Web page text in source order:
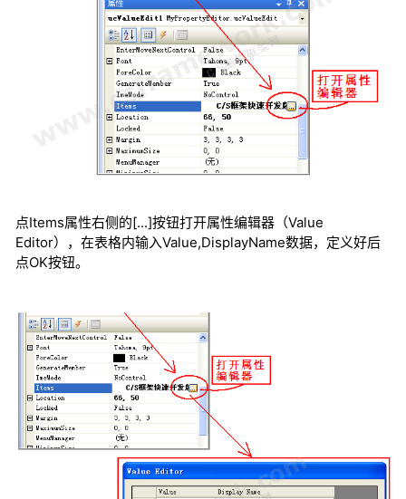
点Items属性右侧的[...]按钮打开属性编辑器（Value
Editor），在表格内输入Value,DisplayName数据，定义好后
点OK按钮。